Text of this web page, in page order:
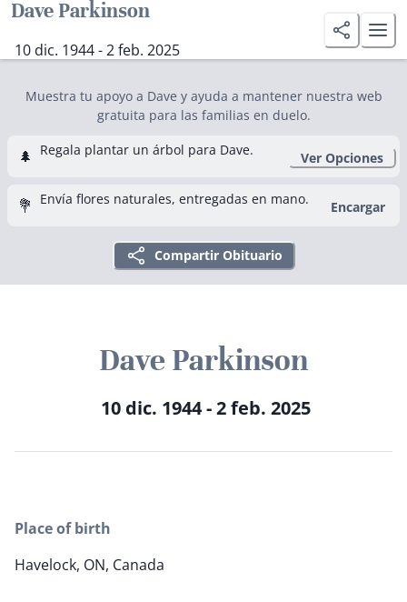
Dave Parkinson
10 dic. 1944 - 2 feb. 2025
Muestra tu apoyo a Dave y ayuda a mantener nuestra web
gratuita para las familias en duelo.
🌲 Regala plantar un árbol para Dave. Ver Opciones
💐 Envía flores naturales, entregadas en mano. Encargar
Compartir Obituario
Dave Parkinson
10 dic. 1944 - 2 feb. 2025
Place of birth
Havelock, ON, Canada